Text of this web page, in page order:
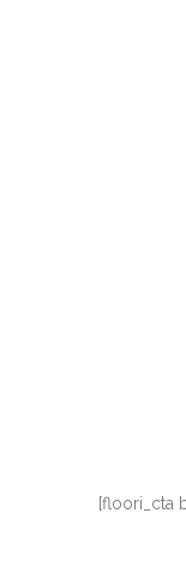
[floori_cta